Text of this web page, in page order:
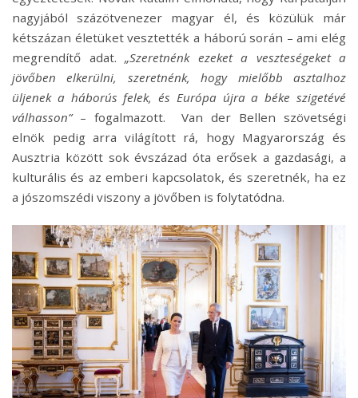
nagyjából százötvenezer magyar él, és közülük már
kétszázan életüket vesztették a háború során – ami elég
megrendítő adat. „Szeretnénk ezeket a veszteségeket a
jövőben elkerülni, szeretnénk, hogy mielőbb asztalhoz
üljenek a háborús felek, és Európa újra a béke szigetévé
válhasson” – fogalmazott.
Van der Bellen szövetségi
elnök pedig arra világított rá, hogy Magyarország és
Ausztria között sok évszázad óta erősek a gazdasági, a
kulturális és az emberi kapcsolatok, és szeretnék, ha ez
a jószomszédi viszony a jövőben is folytatódna.